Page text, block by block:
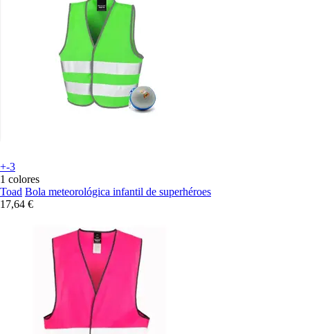
+-3
1 colores
Toad Bola meteorológica infantil de superhéroes
17,64 €